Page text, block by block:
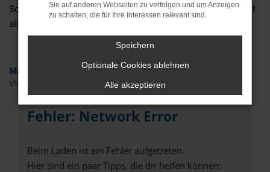
Schritt geht es dann an die Festlegung von Motorisierung und
all den Extras und Assistenten.
Marken
VW
Fehler: Network Error
Beim Laden ist ein Fehler aufgetreten.
Hier sind ein paar Tipps, die dir helfen können:
Sie auf anderen Webseiten zu verfolgen und um Anzeigen
zu schalten, die für Ihre Interessen relevant sind.
Speichern
Optionale Cookies ablehnen
Alle akzeptieren